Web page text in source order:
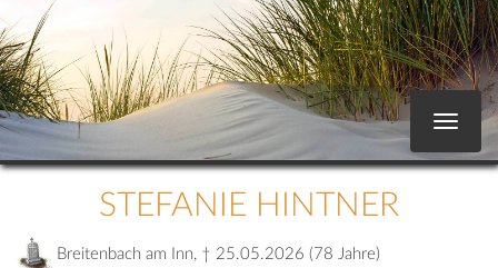
Toggle
STEFANIE HINTNER
Breitenbach am Inn, † 25.05.2026 (78 Jahre)